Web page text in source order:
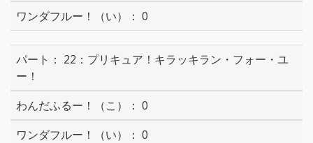
0
22：プリキュア！キラッキラン・フォー・ユ
ー！
0
0